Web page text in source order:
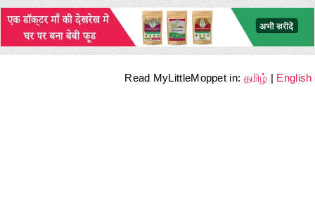
Read MyLittleMoppet in: தமிழ் | English